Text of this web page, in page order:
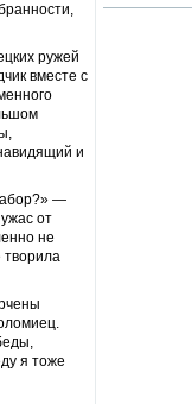
ружей
вместе с
и
—
от
не
творила
я тоже